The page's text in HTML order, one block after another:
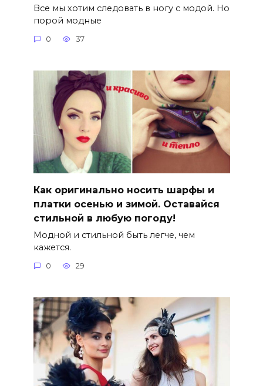
Все мы хотим следовать в ногу с модой. Но
порой модные
0 37
Как оригинально носить шарфы и
платки осенью и зимой. Оставайся
стильной в любую погоду!
Модной и стильной быть легче, чем
кажется.
0 29